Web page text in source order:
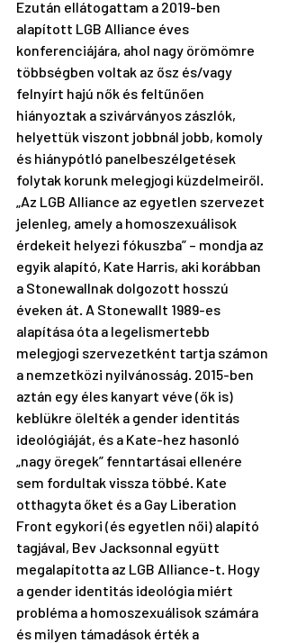
Ezután ellátogattam a 2019-ben
alapított LGB Alliance éves
konferenciájára, ahol nagy örömömre
többségben voltak az ősz és/vagy
felnyírt hajú nők és feltűnően
hiányoztak a szivárványos zászlók,
helyettük viszont jobbnál jobb, komoly
és hiánypótló panelbeszélgetések
folytak korunk melegjogi küzdelmeiről.
„Az LGB Alliance az egyetlen szervezet
jelenleg, amely a homoszexuálisok
érdekeit helyezi fókuszba” – mondja az
egyik alapító, Kate Harris, aki korábban
a Stonewallnak dolgozott hosszú
éveken át. A Stonewallt 1989-es
alapítása óta a legelismertebb
melegjogi szervezetként tartja számon
a nemzetközi nyilvánosság. 2015-ben
aztán egy éles kanyart véve (ők is)
keblükre ölelték a gender identitás
ideológiáját, és a Kate-hez hasonló
„nagy öregek” fenntartásai ellenére
sem fordultak vissza többé. Kate
otthagyta őket és a Gay Liberation
Front egykori (és egyetlen női) alapító
tagjával, Bev Jacksonnal együtt
megalapította az LGB Alliance-t. Hogy
a gender identitás ideológia miért
probléma a homoszexuálisok számára
és milyen támadások érték a